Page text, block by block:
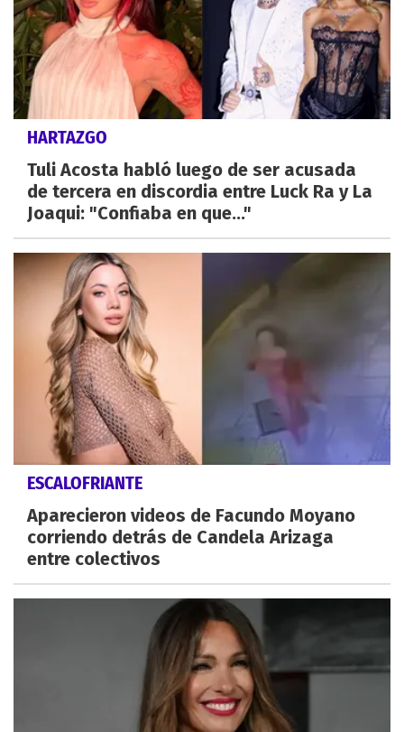
HARTAZGO
Tuli Acosta habló luego de ser acusada
de tercera en discordia entre Luck Ra y La
Joaqui: "Confiaba en que..."
ESCALOFRIANTE
Aparecieron videos de Facundo Moyano
corriendo detrás de Candela Arizaga
entre colectivos